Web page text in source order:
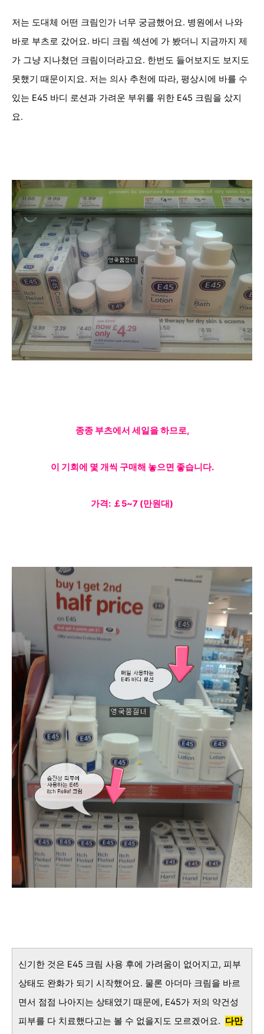
저는 도대체 어떤 크림인가 너무 궁금했어요. 병원에서 나와
바로 부츠로 갔어요. 바디 크림 섹션에 가 봤더니 지금까지 제
가 그냥 지나쳤던 크림이더라고요. 한번도 들어보지도 보지도
못했기 때문이지요. 저는 의사 추천에 따라, 평상시에 바를 수
있는 E45 바디 로션과 가려운 부위를 위한 E45 크림을 샀지
요.
종종 부츠에서 세일을 하므로,
이 기회에 몇 개씩 구매해 놓으면 좋습니다.
가격: ￡5~7 (만원대)
신기한 것은 E45 크림 사용 후에 가려움이 없어지고, 피부
상태도 완화가 되기 시작했어요. 물론 아더마 크림을 바르
면서 점점 나아지는 상태였기 때문에, E45가 저의 약건성
피부를 다 치료했다고는 볼 수 없을지도 모르겠어요. 다만